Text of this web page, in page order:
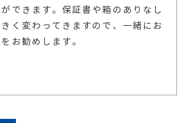
できます。保証書や箱のありなし
く変わってきますので、一緒にお
お勧めします。